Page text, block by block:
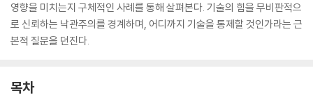
영향을 미치는지 구체적인 사례를 통해 살펴본다. 기술의 힘을 무비판적으
로 신뢰하는 낙관주의를 경계하며, 어디까지 기술을 통제할 것인가라는 근
본적 질문을 던진다.
목차